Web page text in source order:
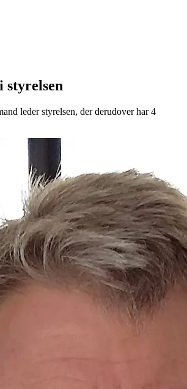
styrelsen
leder styrelsen, der derudover har 4